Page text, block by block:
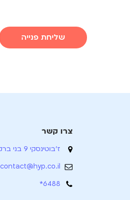
שליחת פנייה
צרו קשר
ז'בוטינסקי 9 בני ברק
contact@hyp.co.il
6488*